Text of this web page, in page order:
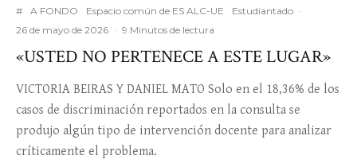
# A FONDO Espacio común de ES ALC-UE Estudiantado ·
26 de mayo de 2026 · 9 Minutos de lectura
«USTED NO PERTENECE A ESTE LUGAR»
VICTORIA BEIRAS Y DANIEL MATO Solo en el 18,36% de los
casos de discriminación reportados en la consulta se
produjo algún tipo de intervención docente para analizar
críticamente el problema.